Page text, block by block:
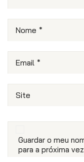
Nome *
Email *
Site
Guardar o meu
para a próxima